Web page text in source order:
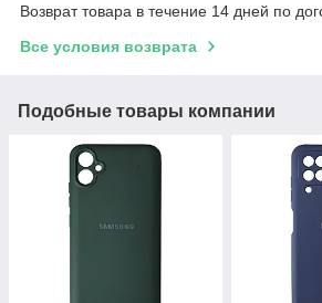
Возврат товара в течение 14 дней по
Все условия возврата
Подобные товары компании